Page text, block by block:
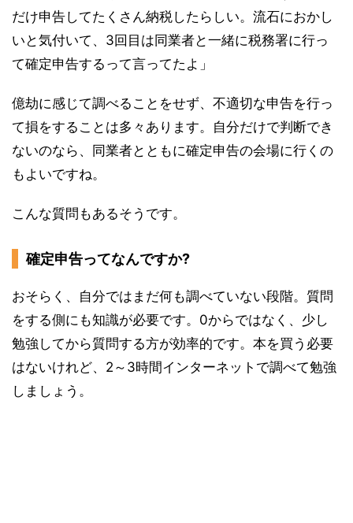
だけ申告してたくさん納税したらしい。流石におかし
いと気付いて、3回目は同業者と一緒に税務署に行っ
て確定申告するって言ってたよ」
億劫に感じて調べることをせず、不適切な申告を行っ
て損をすることは多々あります。自分だけで判断でき
ないのなら、同業者とともに確定申告の会場に行くの
もよいですね。
こんな質問もあるそうです。
確定申告ってなんですか?
おそらく、自分ではまだ何も調べていない段階。質問
をする側にも知識が必要です。0からではなく、少し
勉強してから質問する方が効率的です。本を買う必要
はないけれど、2～3時間インターネットで調べて勉強
しましょう。